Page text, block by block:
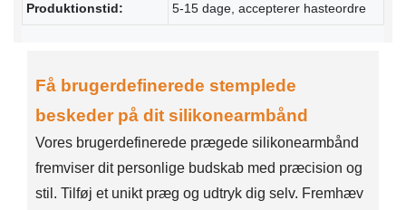
Produktionstid: 5-15 dage, accepterer hasteordre
Få brugerdefinerede stemplede
beskeder på dit silikonearmbånd
Vores brugerdefinerede prægede silikonearmbånd
fremviser dit personlige budskab med præcision og
stil. Tilføj et unikt præg og udtryk dig selv. Fremhæv